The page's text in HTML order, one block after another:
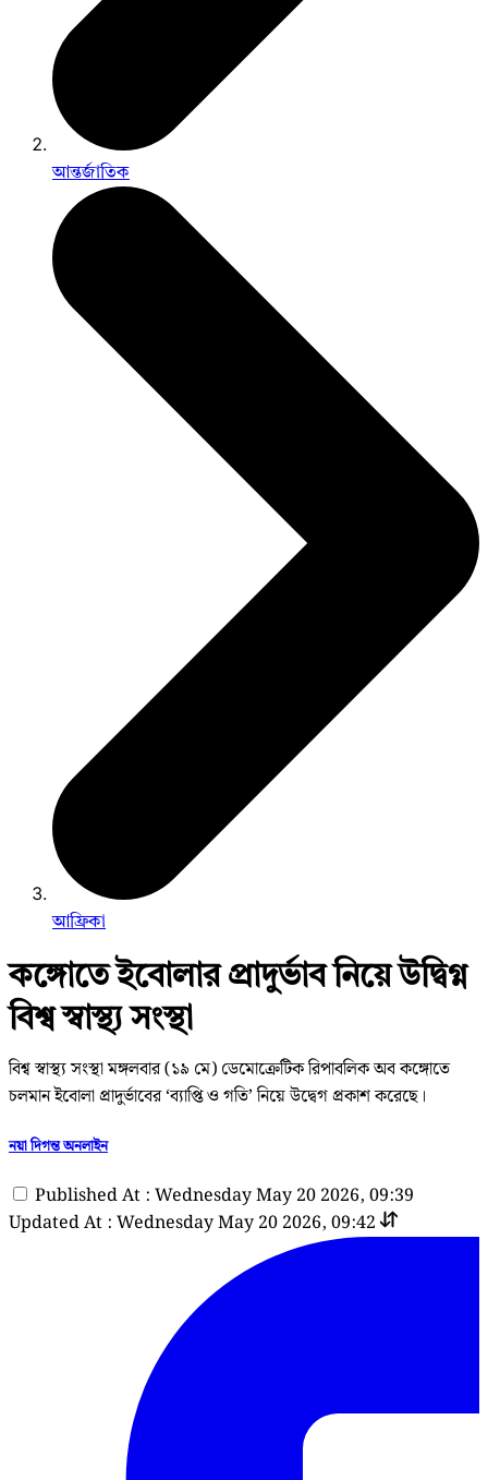
আন্তর্জাতিক
আফ্রিকা
কঙ্গোতে ইবোলার প্রাদুর্ভাব নিয়ে উদ্বিগ্ন
বিশ্ব স্বাস্থ্য সংস্থা
বিশ্ব স্বাস্থ্য সংস্থা মঙ্গলবার (১৯ মে) ডেমোক্রেটিক রিপাবলিক অব কঙ্গোতে
চলমান ইবোলা প্রাদুর্ভাবের ‘ব্যাপ্তি ও গতি’ নিয়ে উদ্বেগ প্রকাশ করেছে।
নয়া দিগন্ত অনলাইন
Published At : Wednesday May 20 2026, 09:39
Updated At : Wednesday May 20 2026, 09:42